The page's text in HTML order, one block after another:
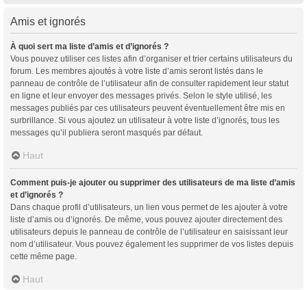
Amis et ignorés
À quoi sert ma liste d’amis et d’ignorés ?
Vous pouvez utiliser ces listes afin d’organiser et trier certains utilisateurs du
forum. Les membres ajoutés à votre liste d’amis seront listés dans le
panneau de contrôle de l’utilisateur afin de consulter rapidement leur statut
en ligne et leur envoyer des messages privés. Selon le style utilisé, les
messages publiés par ces utilisateurs peuvent éventuellement être mis en
surbrillance. Si vous ajoutez un utilisateur à votre liste d’ignorés, tous les
messages qu’il publiera seront masqués par défaut.
Haut
Comment puis-je ajouter ou supprimer des utilisateurs de ma liste d’amis
et d’ignorés ?
Dans chaque profil d’utilisateurs, un lien vous permet de les ajouter à votre
liste d’amis ou d’ignorés. De même, vous pouvez ajouter directement des
utilisateurs depuis le panneau de contrôle de l’utilisateur en saisissant leur
nom d’utilisateur. Vous pouvez également les supprimer de vos listes depuis
cette même page.
Haut